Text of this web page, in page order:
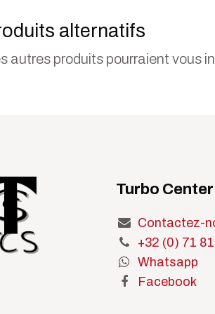
alternatifs
autres produits pourraient vous
Turbo
Contactez-
+32 (0) 71
Whatsapp
Facebook